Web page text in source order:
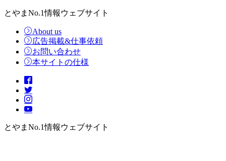
とやまNo.1情報ウェブサイト
About us
広告掲載&仕事依頼
お問い合わせ
本サイトの仕様
とやまNo.1情報ウェブサイト